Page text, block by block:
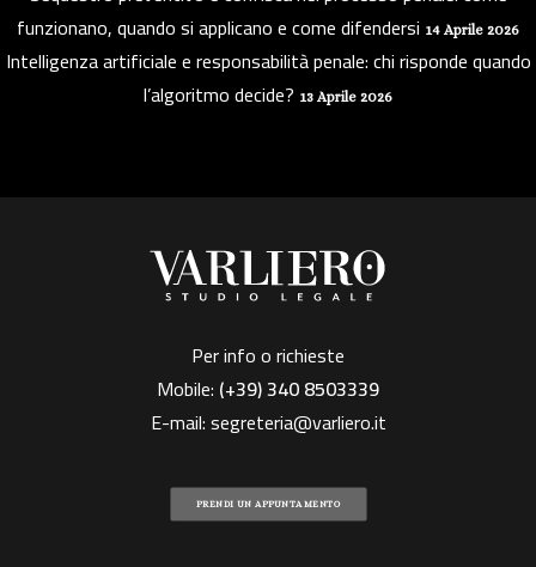
funzionano, quando si applicano e come difendersi 14 Aprile 2026
Intelligenza artificiale e responsabilità penale: chi risponde quando
l’algoritmo decide? 13 Aprile 2026
Per info o richieste
Mobile: (+39)340 8503339
E-mail:segreteria@varliero.it
PRENDI UN APPUNTAMENTO